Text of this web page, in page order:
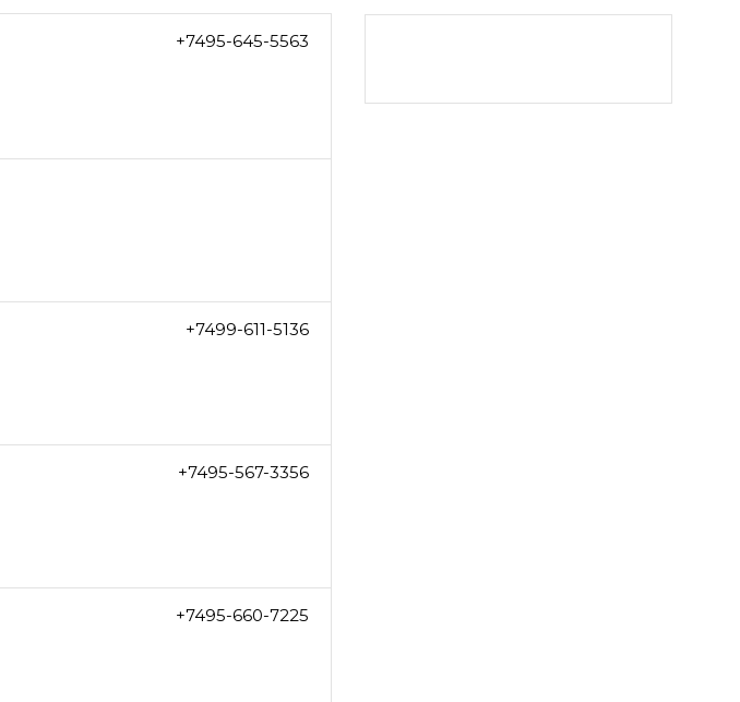
+7495-645-5563
+7499-611-5136
+7495-567-3356
+7495-660-7225